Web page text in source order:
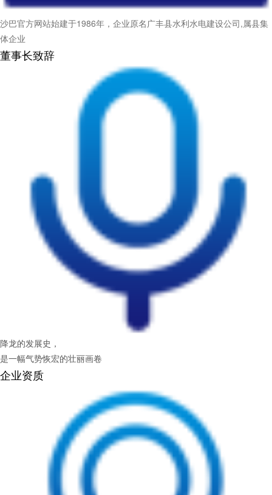
沙巴官方网站始建于1986年，企业原名广丰县水利水电建设公司,属县集
体企业
董事长致辞
降龙的发展史，
是一幅气势恢宏的壮丽画卷
企业资质